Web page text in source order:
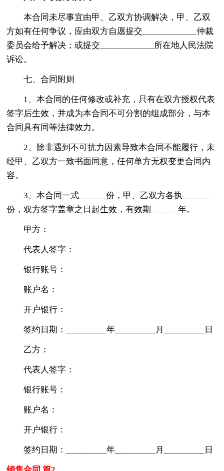
本合同未尽事宜由甲、乙双方协调解决，甲、乙双
方如有任何争议，应由双方自愿提交____________仲裁
委员会给予解决；或提交____________所在地人民法院
诉讼。
七、合同附则
1、本合同的任何修改或补充，只有在双方授权代表
签字后生效，并成为本合同不可分割的组成部分，与本
合同具有同等法律效力。
2、除非遇到不可抗力因素导致本合同不能履行，未
经甲、乙双方一致书面同意，任何单方无权变更合同内
容。
3、本合同一式______份，甲、乙双方各执______
份，双方签字盖章之日起生效，有效期______年。
甲方：
代表人签字：
银行账号：
账户名：
开户银行：
签约日期：_________年_________月_________日
乙方：
代表人签字：
银行账号：
账户名：
开户银行：
签约日期：_________年_________月_________日